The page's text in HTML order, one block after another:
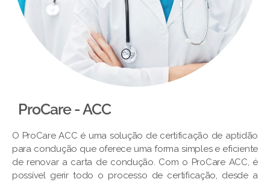
ProCare - ACC
O ProCare ACC é uma solução de certificação de aptidão
para condução que oferece uma forma simples e eficiente
de renovar a carta de condução. Com o ProCare ACC, é
possível gerir todo o processo de certificação, desde a